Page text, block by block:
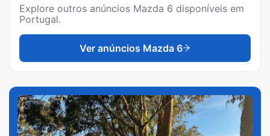
Explore outros anúncios Mazda 6 disponíveis em
Portugal.
Ver anúncios Mazda 6